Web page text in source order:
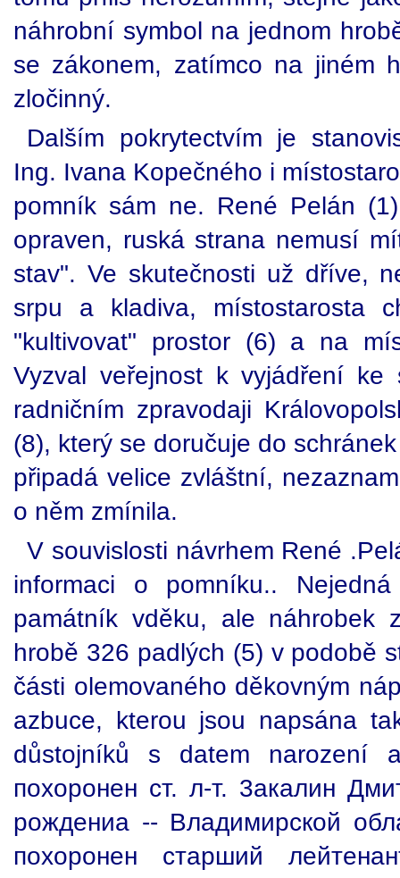
náhrobní symbol na jednom
se zákonem, zatímco na jiném
zločinný.
Dalším pokrytectvím je
Ing. Ivana Kopečného i
pomník sám ne. René Pelán
opraven, ruská strana nemusí
stav". Ve skutečnosti už dříve,
srpu a kladiva, místostarosta
"kultivovat" prostor (6) a na
Vyzval veřejnost k vyjádření ke
radničním zpravodaji
(8), který se doručuje do
připadá velice zvláštní,
o něm zmínila.
V souvislosti návrhem René
informaci o pomníku..
památník vděku, ale náhrobek
hrobě 326 padlých (5) v podobě
části olemovaného děkovným
azbuce, kterou jsou napsána
důstojníků s datem narození
похоронен ст. л-т. 3акалин
pождениa -- Bлaдимиpcкoй
похоронен стapший